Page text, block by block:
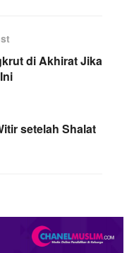
di Akhirat Jika
setelah Shalat